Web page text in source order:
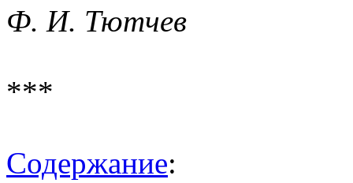
Ф. И. Тютчев
***
Содержание: